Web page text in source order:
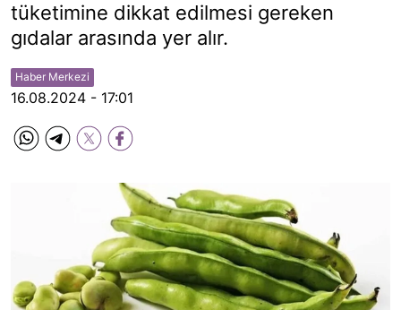
tüketimine dikkat edilmesi gereken
gıdalar arasında yer alır.
Haber Merkezi
16.08.2024 - 17:01